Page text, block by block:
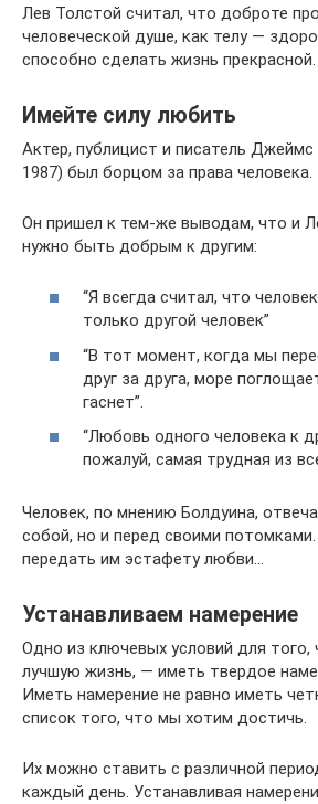
Лев Толстой считал, что доброте
человеческой душе, как телу —
способно сделать жизнь прекрасной.
Имейте силу любить
Актер, публицист и писатель
1987) был борцом за права человека.
Он пришел к тем-же выводам, что и
нужно быть добрым к другим:
“Я всегда считал, что
только другой человек”
“В тот момент, когда мы
друг за друга, море
гаснет”.
“Любовь одного человека к
пожалуй, самая трудная из
Человек, по мнению Болдуина,
собой, но и перед своими
передать им эстафету любви…
Устанавливаем намерение
Одно из ключевых условий для
лучшую жизнь, — иметь твердое
Иметь намерение не равно иметь
список того, что мы хотим достичь.
Их можно ставить с различной
каждый день. Устанавливая